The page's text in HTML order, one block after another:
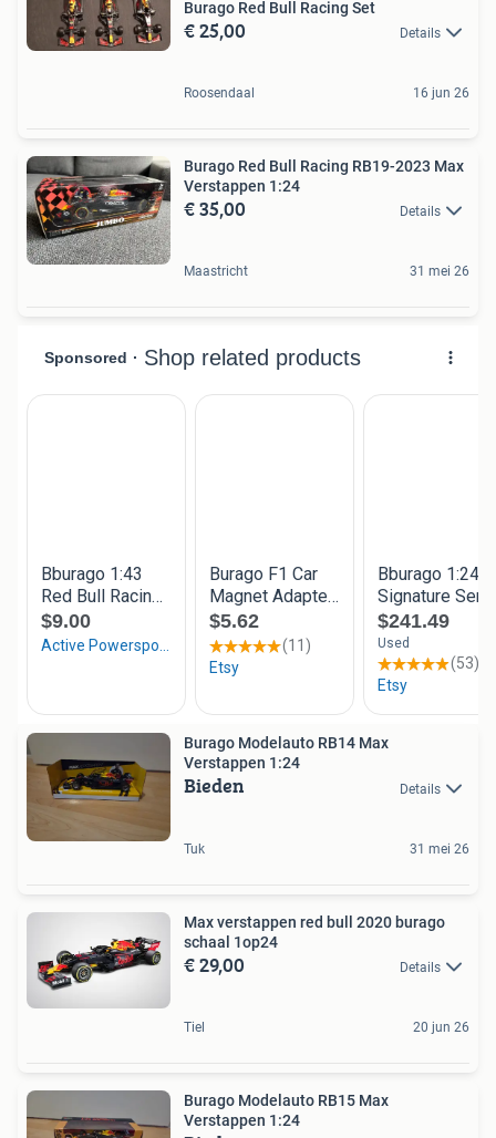
Burago Red Bull Racing Set
€ 25,00 Details
Roosendaal 16 jun 26
Burago Red Bull Racing RB19-2023 Max
Verstappen 1:24
€ 35,00 Details
Maastricht 31 mei 26
Burago Modelauto RB14 Max
Verstappen 1:24
Bieden Details
Tuk 31 mei 26
Max verstappen red bull 2020 burago
schaal 1op24
€ 29,00 Details
Tiel 20 jun 26
Burago Modelauto RB15 Max
Verstappen 1:24